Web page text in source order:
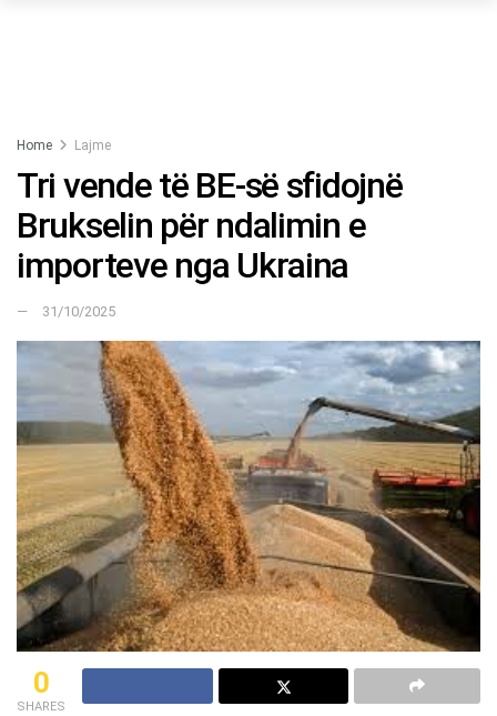
Home Lajme
Tri vende të BE-së sfidojnë
Brukselin për ndalimin e
importeve nga Ukraina
31/10/2025
0
SHARES